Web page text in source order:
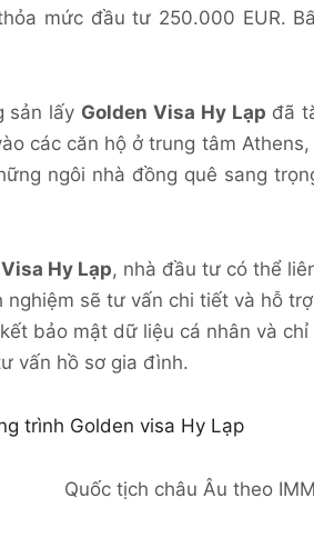
mức đầu tư 250.000 EUR.
sản lấy Golden Visa Hy Lạp đã
các căn hộ ở trung tâm
ngôi nhà đồng quê sang
Hy Lạp, nhà đầu tư có thể
nghiệm sẽ tư vấn chi tiết và hỗ
bảo mật dữ liệu cá nhân và chỉ
vấn hồ sơ gia đình.
trình Golden visa Hy Lạp
Quốc tịch châu Âu theo